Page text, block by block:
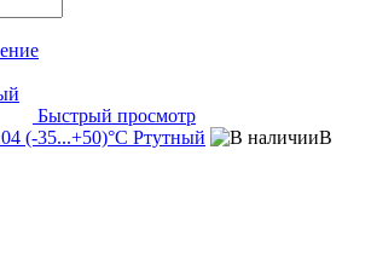
Быстрый просмотр
(-35...+50)°С Ртутный
В